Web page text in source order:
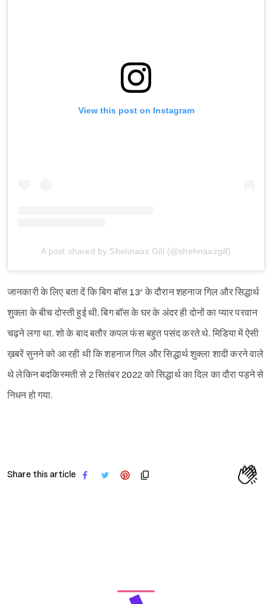
View this post on Instagram
A post shared by Shehnaaz Gill (@shehnaazgill)
जानकारी के लिए बता दें कि बिग बॉस 13’ के दौरान शहनाज गिल और सिद्धार्थ
शुक्ला के बीच दोस्ती हुई थी. बिग बॉस के घर के अंदर ही दोनों का प्यार परवान
चढ़ने लगा था. शो के बाद बतौर कपल फंस बहुत पसंद करते थे. मिडिया में ऐसी
ख़बरें सुनने को आ रही थी कि शहनाज गिल और सिद्धार्थ शुक्ला शादी करने वाले
थे लेकिन बदकिस्मती से 2 सितंबर 2022 को सिद्धार्थ का दिल का दौरा पड़ने से
निधन हो गया.
Share this article